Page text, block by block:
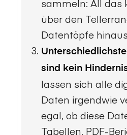
sammeln: All das
über den
Datentöpfe
sind kein
lassen sich alle
Daten irgendwie
egal, ob diese
Tabellen, PDF-